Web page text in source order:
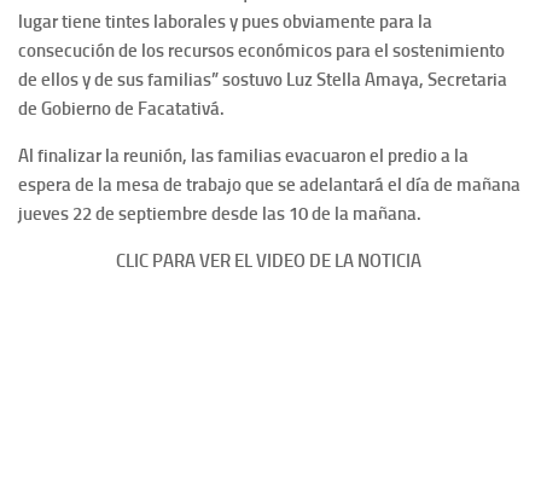
lugar tiene tintes laborales y pues obviamente para la
consecución de los recursos económicos para el sostenimiento
de ellos y de sus familias” sostuvo Luz Stella Amaya, Secretaria
de Gobierno de Facatativá.
Al finalizar la reunión, las familias evacuaron el predio a la
espera de la mesa de trabajo que se adelantará el día de mañana
jueves 22 de septiembre desde las 10 de la mañana.
CLIC PARA VER EL VIDEO DE LA NOTICIA